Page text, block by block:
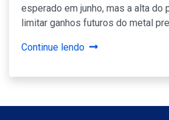
esperado em junho, mas a alta do
limitar ganhos futuros do metal
Continue lendo